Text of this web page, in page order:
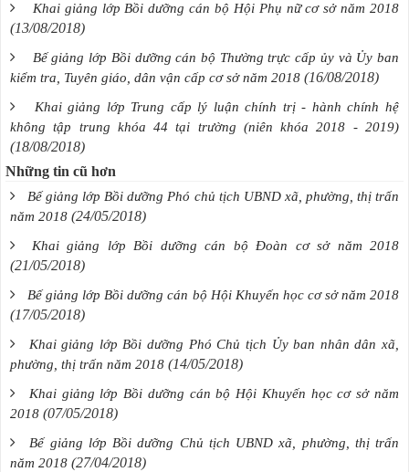
Khai giảng lớp Bồi dưỡng cán bộ Hội Phụ nữ cơ sở năm 2018
(13/08/2018)
Bế giảng lớp Bồi dưỡng cán bộ Thường trực cấp ủy và Ủy ban
kiểm tra, Tuyên giáo, dân vận cấp cơ sở năm 2018 (16/08/2018)
Khai giảng lớp Trung cấp lý luận chính trị - hành chính hệ
không tập trung khóa 44 tại trường (niên khóa 2018 - 2019)
(18/08/2018)
Những tin cũ hơn
Bế giảng lớp Bồi dưỡng Phó chủ tịch UBND xã, phường, thị trấn
năm 2018 (24/05/2018)
Khai giảng lớp Bồi dưỡng cán bộ Đoàn cơ sở năm 2018
(21/05/2018)
Bế giảng lớp Bồi dưỡng cán bộ Hội Khuyến học cơ sở năm 2018
(17/05/2018)
Khai giảng lớp Bồi dưỡng Phó Chủ tịch Ủy ban nhân dân xã,
phường, thị trấn năm 2018 (14/05/2018)
Khai giảng lớp Bồi dưỡng cán bộ Hội Khuyến học cơ sở năm
2018 (07/05/2018)
Bế giảng lớp Bồi dưỡng Chủ tịch UBND xã, phường, thị trấn
năm 2018 (27/04/2018)